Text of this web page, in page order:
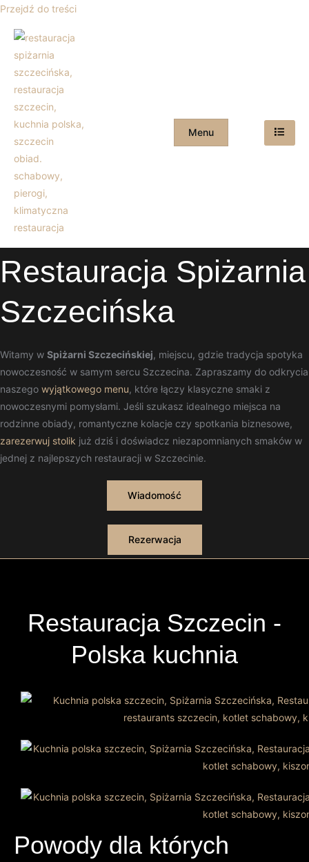
Przejdź do treści
Menu
Restauracja Spiżarnia
Szczecińska
Witamy w Spiżarni Szczecińskiej, miejscu, gdzie tradycja spotyka
nowoczesność w samym sercu Szczecina. Zapraszamy do odkrycia
naszego wyjątkowego menu, które łączy klasyczne smaki z
nowoczesnymi pomysłami. Jeśli szukasz idealnego miejsca na
rodzinne obiady, romantyczne kolacje czy spotkania biznesowe,
zarezerwuj stolik już dziś i doświadcz niezapomnianych smaków w
jednej z najlepszych restauracji w Szczecinie.
Wiadomość
Rezerwacja
Restauracja Szczecin -
Polska kuchnia
Powody dla których